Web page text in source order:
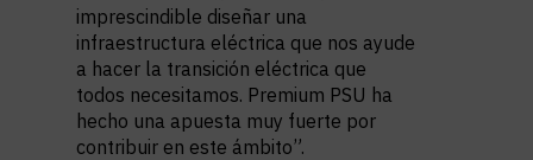
imprescindible diseñar una
infraestructura eléctrica que nos ayude
a hacer la transición eléctrica que
todos necesitamos. Premium PSU ha
hecho una apuesta muy fuerte por
contribuir en este ámbito”.